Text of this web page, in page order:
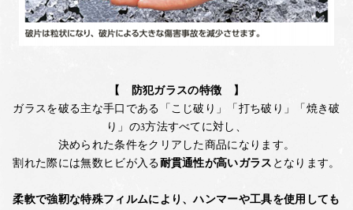
【 防犯ガラスの特徴 】
ガラスを破る主な手口である「こじ破り」「打ち破り」「焼き破
り」の3方法すべてに対し、
決められた条件をクリアした商品になります。
割れた際には無数ヒビが入る耐貫通性が高いガラス となります。
柔軟で強靭な特殊フィルムにより、ハンマーや工具を使用しても